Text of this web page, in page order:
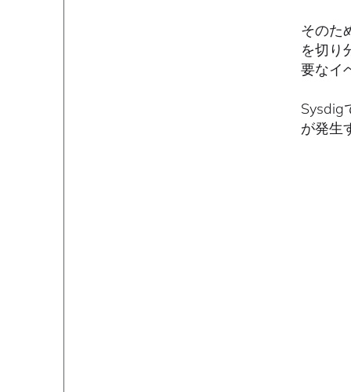
そのた
を切り
要なイ
Sysdig
が発生